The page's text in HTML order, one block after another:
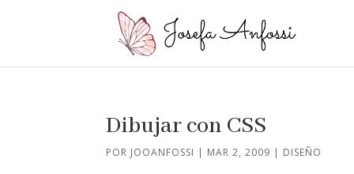
Dibujar con CSS
POR JOOANFOSSI | MAR 2, 2009 | DISEÑO